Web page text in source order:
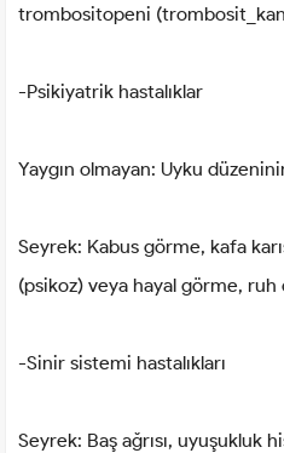
trombositopeni (trombosit_kan
-Psikiyatrik hastalıklar
Yaygın olmayan: Uyku
Seyrek: Kabus görme, kafa
(psikoz) veya hayal görme,
-Sinir sistemi hastalıkları
Seyrek: Baş ağrısı, uyuşukluk